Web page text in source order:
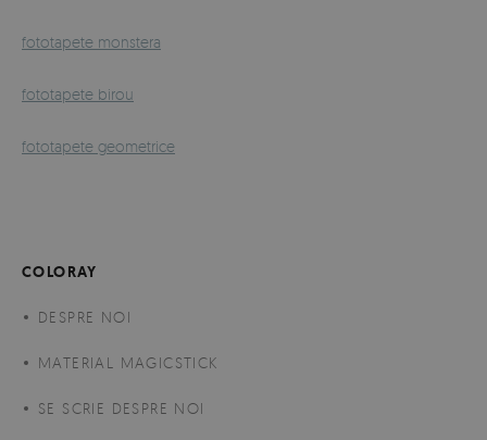
fototapete monstera
fototapete birou
fototapete geometrice
COLORAY
DESPRE NOI
MATERIAL MAGICSTICK
SE SCRIE DESPRE NOI